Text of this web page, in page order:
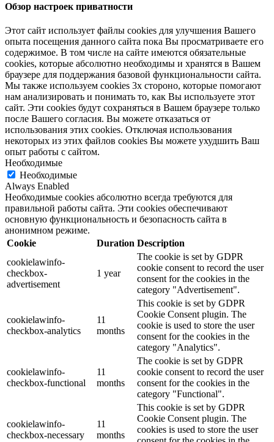
Обзор настроек приватности
Этот сайт использует файлы cookies для улучшения Вашего
опыта посещения данного сайта пока Вы просматриваете его
содержимое. В том числе на сайте имеются обязательные
cookies, которые абсолютно необходимы и хранятся в Вашем
браузере для поддержания базовой функциональности сайта.
Мы также используем cookies 3х стороно, которые помогают
нам анализировать и понимать то, как Вы используете этот
сайт. Эти cookies будут сохраняться в Вашем браузере только
после Вашего согласия. Вы можете отказаться от
использования этих cookies. Отключая использования
некоторых из этих файлов cookies Вы можете ухудшить Ваш
опыт работы с сайтом.
Необходимые
Необходимые
Always Enabled
Необходимые cookies абсолютно всегда требуются для
правильной работы сайта. Эти cookies обеспечивают
основную функциональность и безопасность сайта в
анонимном режиме.
Cookie
Duration Description
cookielawinfo-
checkbox-
advertisement
1 year
The cookie is set by GDPR
cookie consent to record the user
consent for the cookies in the
category "Advertisement".
cookielawinfo-
checkbox-analytics
11
months
This cookie is set by GDPR
Cookie Consent plugin. The
cookie is used to store the user
consent for the cookies in the
category "Analytics".
cookielawinfo-
checkbox-functional
11
months
The cookie is set by GDPR
cookie consent to record the user
consent for the cookies in the
category "Functional".
cookielawinfo-
checkbox-necessary
11
months
This cookie is set by GDPR
Cookie Consent plugin. The
cookies is used to store the user